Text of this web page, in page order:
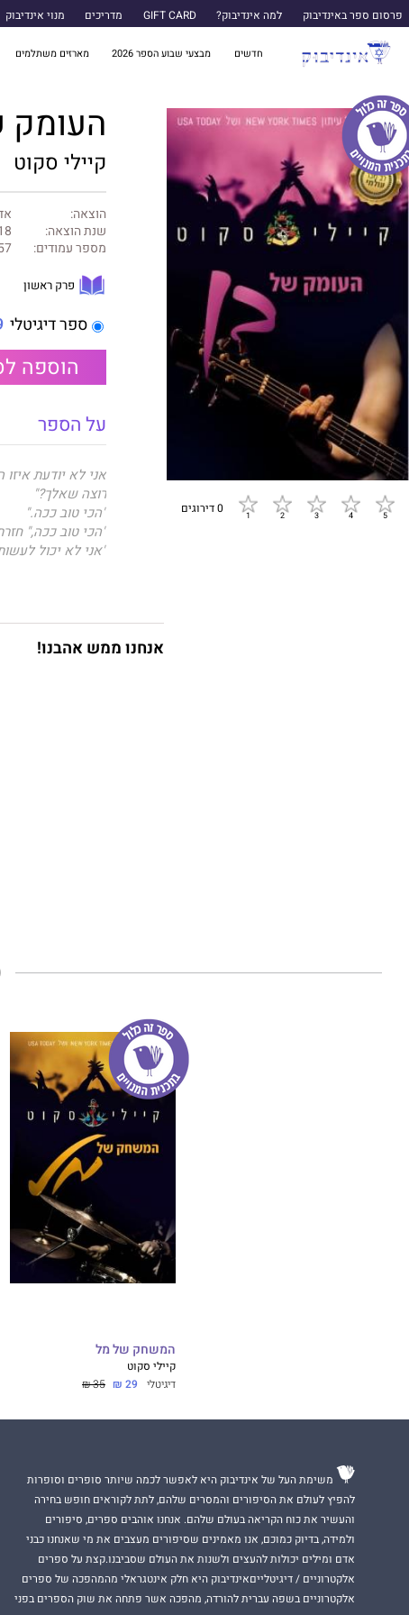
פרסום ספר באינדיבוק למה אינדיבוק? GIFT CARD מדריכים מנוי אינדיבוק
חדשים מבצעי שבוע הספר 2026 מארזים משתלמים
0 דירוגים
העומק
קיילי סקוט
הוצאה:
שנת הוצאה:
מספר עמודים:
פרק ראשון
ספר דיגיטלי
הוספה
על הספר
אני לא יודעת
רוצה שאלך?"
"הכי טוב ככה."
"הכי טוב ככה,"
"אני לא יכול
בן ניקולסון, נגן
להשיג ולא יכול.
הקלפים. בן
לזה בדרך
אנחנו ממש אהבנו!
המשחק של מל
קיילי סקוט
דיגיטלי 29 ₪
35 ₪
משימת העל של אינדיבוק היא לאפשר לכמה שיותר סופרים וסופרות
להפיץ לעולם את הסיפורים והמסרים שלהם, לתת לקוראים חופש בחירה
והעשיר את כוח הקריאה בעולם שלהם. אנחנו אוהבים ספרים, סיפורים
ולמידה, בדיוק כמוכם, אנו מאמינים שסיפורים מעצבים את מי שאנחנו כבני
אדם ומילים יכולות להעצים ולשנות את העולם שסביבנו.קצת על ספרים
אלקטרוניים / דיגיטלייםאינדיבוק היא חלק אינטגראלי מהמהפכה של ספרים
אלקטרוניים בשפה עברית להורדה, מהפכה אשר פתחה את שוק הספרים בפני